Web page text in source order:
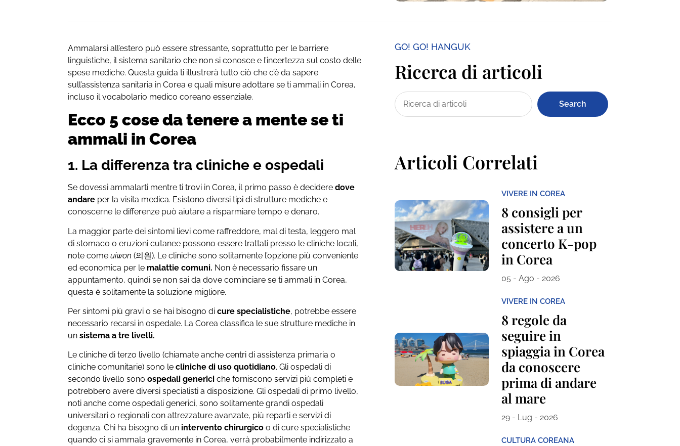
Ammalarsi all’estero può essere stressante, soprattutto per le barriere
linguistiche, il sistema sanitario che non si conosce e l’incertezza sul costo delle
spese mediche. Questa guida ti illustrerà tutto ciò che c’è da sapere
sull’assistenza sanitaria in Corea e quali misure adottare se ti ammali in Corea,
incluso il vocabolario medico coreano essenziale.
Ecco 5 cose da tenere a mente se ti
ammali in Corea
1. La differenza tra cliniche e ospedali
Se dovessi ammalarti mentre ti trovi in Corea, il primo passo è decideredove
andare per la visita medica. Esistono diversi tipi di strutture mediche e
conoscerne le differenze può aiutare a risparmiare tempo e denaro.
La maggior parte dei sintomi lievi come raffreddore, mal di testa, leggero mal
di stomaco o eruzioni cutanee possono essere trattati presso le cliniche locali,
note comeuiwon (의원). Le cliniche sono solitamente l’opzione più conveniente
ed economica per le malattie comuni. Non è necessario fissare un
appuntamento, quindi se non sai da dove cominciare se ti ammali in Corea,
questa è solitamente la soluzione migliore.
Per sintomi più gravi o se hai bisogno dicure specialistiche, potrebbe essere
necessario recarsi in ospedale. La Corea classifica le sue strutture mediche in
unsistema a tre livelli.
Le cliniche di terzo livello (chiamate anche centri di assistenza primaria o
cliniche comunitarie) sono lecliniche di uso quotidiano. Gli ospedali di
secondo livello sonoospedali generici che forniscono servizi più completi e
potrebbero avere diversi specialisti a disposizione. Gli ospedali di primo livello,
noti anche come ospedali generici, sono solitamente grandi ospedali
universitari o regionali con attrezzature avanzate, più reparti e servizi di
degenza. Chi ha bisogno di un intervento chirurgico o di cure specialistiche
quando ci si ammala gravemente in Corea, verrà probabilmente indirizzato a
GO! GO! HANGUK
Ricerca di articoli
Search
Articoli Correlati
VIVERE IN COREA
8 consigli per
assistere a un
concerto K-pop
in Corea
05 - Ago - 2026
VIVERE IN COREA
8 regole da
seguire in
spiaggia in Corea
da conoscere
prima di andare
al mare
29 - Lug - 2026
CULTURA COREANA